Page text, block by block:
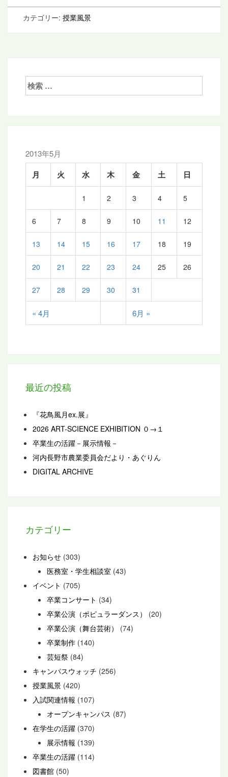
カテゴリー: 授業風景
検
索:
2013年5月
月 火 水 木 金 土 日
« 4月 6月 »
1 2 3 4 5
6 7 8 9 10 11 12
13 14 15 16 17 18 19
20 21 22 23 24 25 26
27 28 29 30 31
最近の投稿
『花鳥風月ex.展』
2026 ART-SCIENCE EXHIBITION ０→１
卒業生の活躍－展示情報－
河内長野市農業委員会だより・あぐりん
DIGITAL ARCHIVE
カテゴリー
お知らせ (303)
医務室・学生相談室 (43)
イベント (705)
卒業コンサート (34)
卒業公演（ポピュラーダンス）
(20)
卒業公演（舞台芸術）
(74)
卒業制作 (140)
芸短祭 (84)
キャンパスウォッチ (256)
授業風景 (420)
入試関連情報 (107)
オープンキャンパス (87)
在学生の活躍 (370)
展示情報 (139)
卒業生の活躍 (114)
図書館 (50)